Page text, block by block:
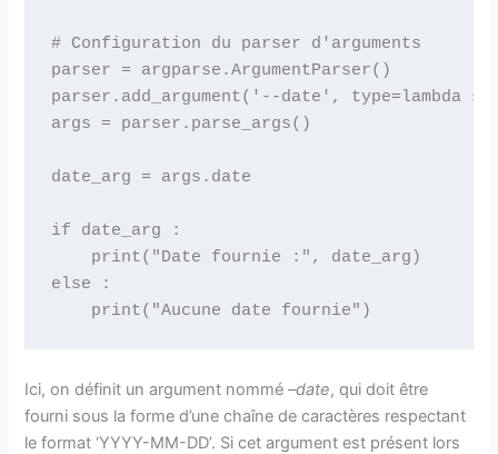
# Configuration du parser d'arguments
parser = argparse.ArgumentParser()
parser.add_argument('--date', type=lambda s
args = parser.parse_args()
date_arg = args.date
if date_arg :
    print("Date fournie :", date_arg)
else :
Ici, on définit un argument nommé–date, qui doit être
fourni sous la forme d’une chaîne de caractères respectant
le format ‘YYYY-MM-DD’. Si cet argument est présent lors